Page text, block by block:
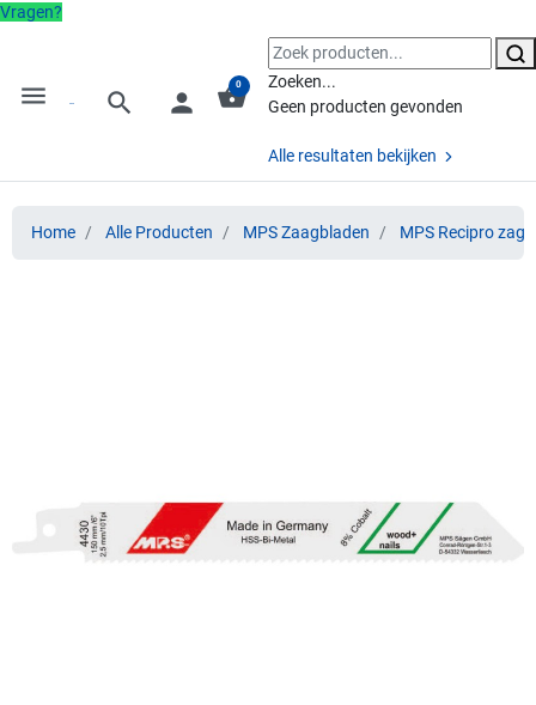
Vragen?
menu search person shopping_basket
0
Zoeken...
Geen producten gevonden
Alle resultaten bekijken
Home Alle Producten MPS Zaagbladen MPS Recipro